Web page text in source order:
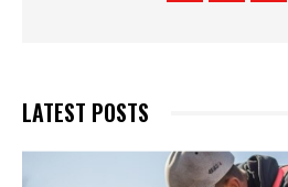
LATEST POSTS